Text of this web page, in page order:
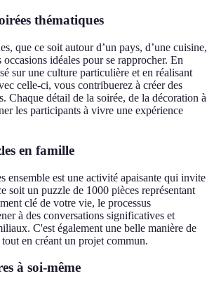
thématiques
que ce soit autour d’un pays, d’une cuisine,
idéales pour se rapprocher. En
sur une culture particulière et en réalisant
celle-ci, vous contribuerez à créer des
Chaque détail de la soirée, de la décoration à
les participants à vivre une expérience
en famille
ensemble est une activité apaisante qui invite
soit un puzzle de 1000 pièces représentant
clé de votre vie, le processus
à des conversations significatives et
C'est également une belle manière de
en créant un projet commun.
à soi-même